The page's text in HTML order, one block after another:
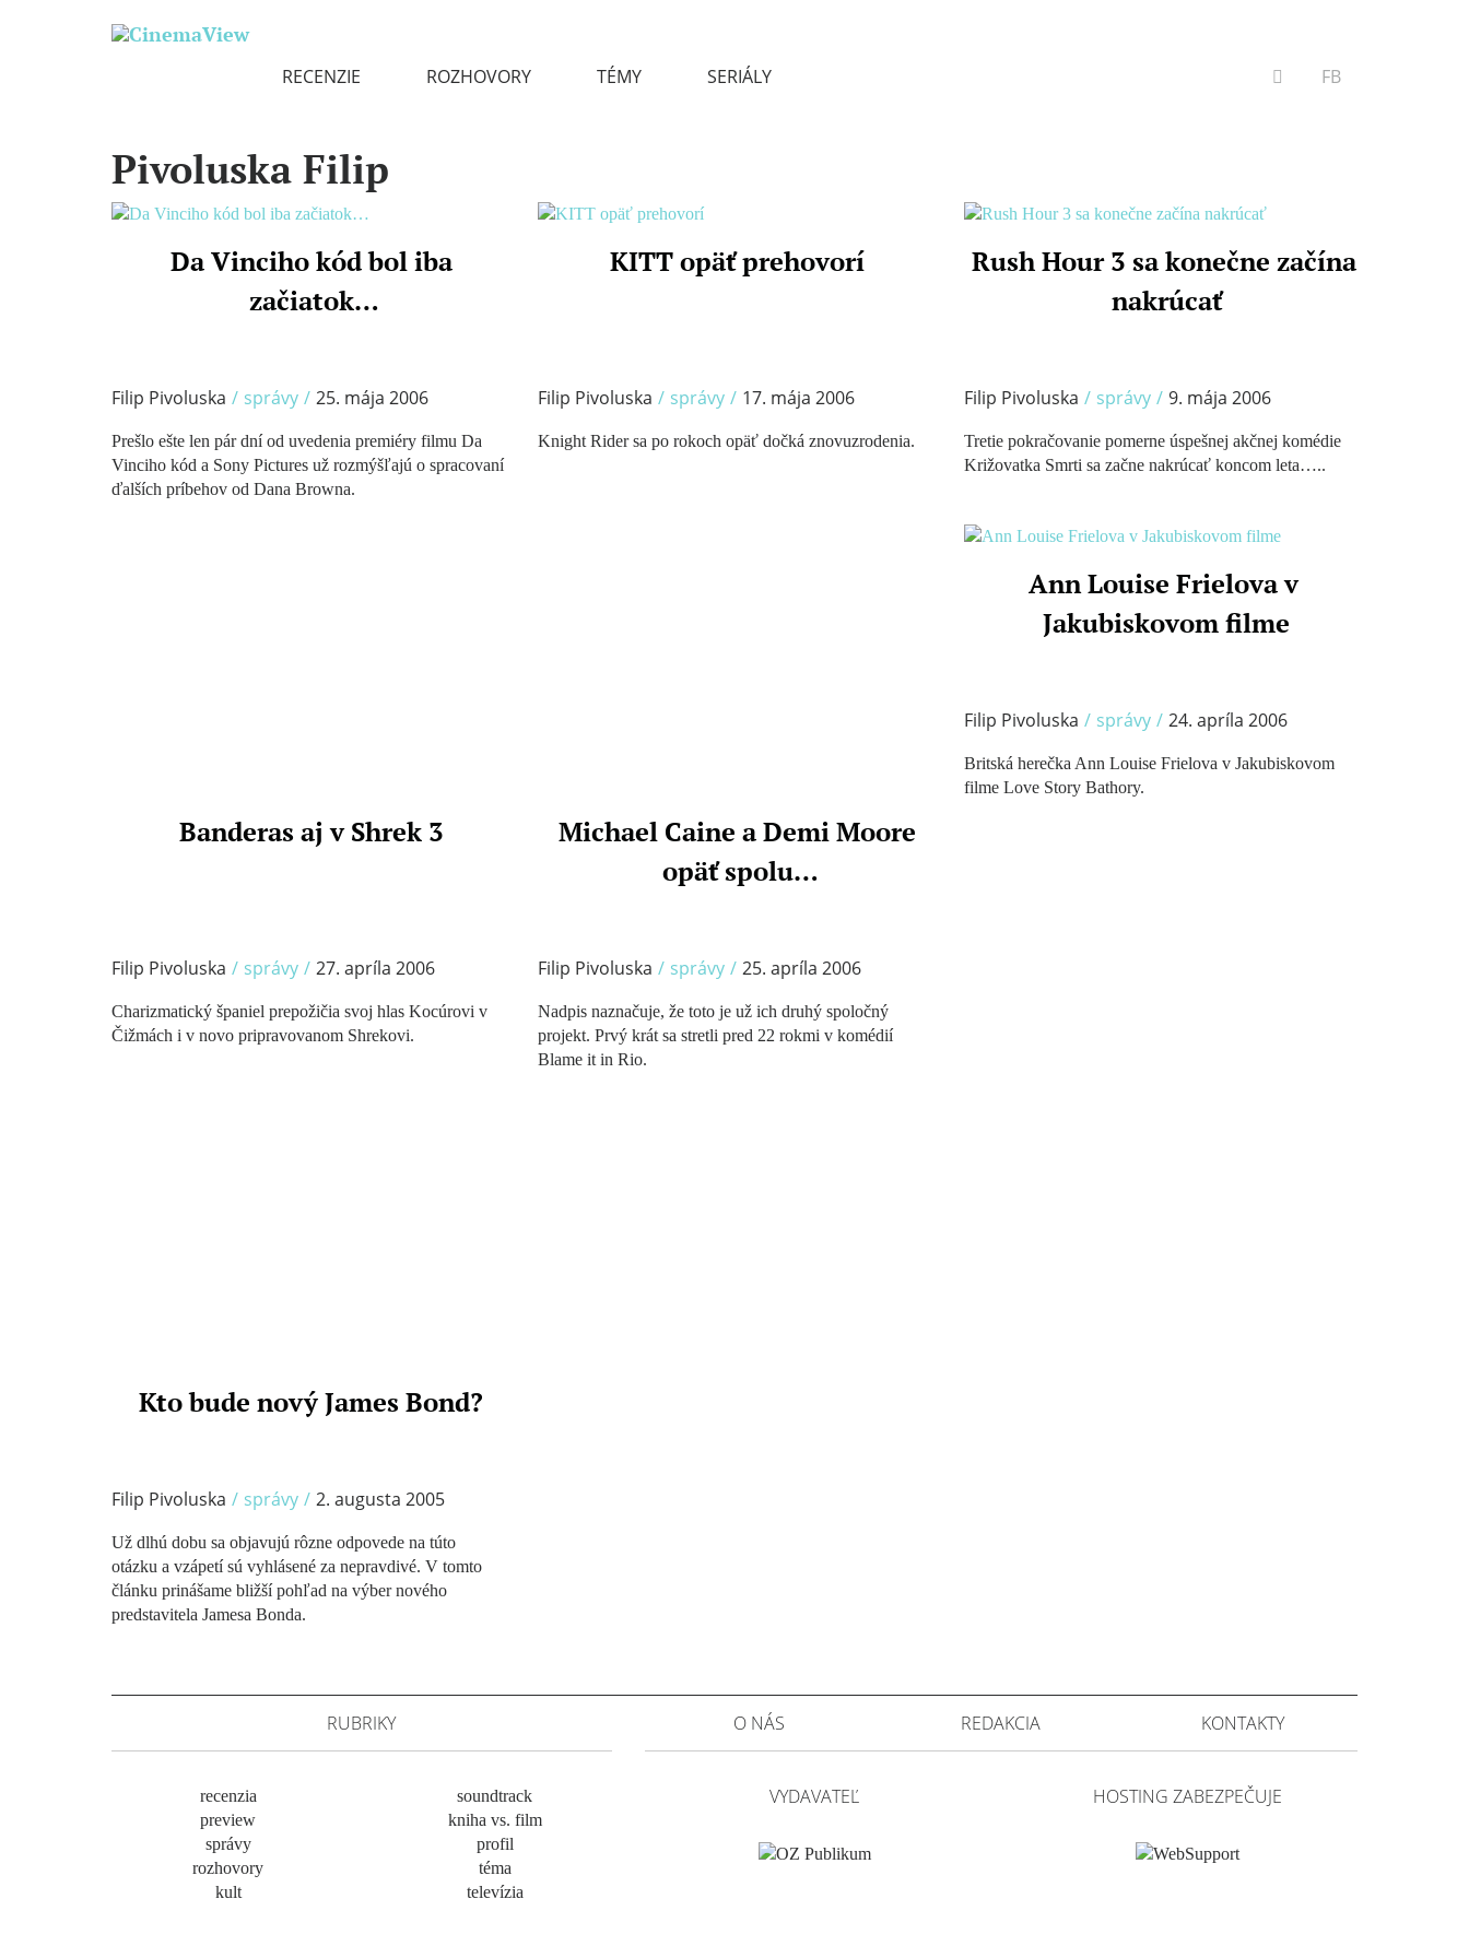
RECENZIE ROZHOVORY TÉMY SERIÁLY VYHĽADÁVANIE
FB
Pivoluska Filip
Da Vinciho kód bol iba
začiatok…/
Filip Pivoluska / správy / 25. mája 2006
Prešlo ešte len pár dní od uvedenia premiéry filmu Da
Vinciho kód a Sony Pictures už rozmýšľajú o spracovaní
ďalších príbehov od Dana Browna.
KITT opäť prehovorí/
Filip Pivoluska / správy / 17. mája 2006
Knight Rider sa po rokoch opäť dočká znovuzrodenia.
Rush Hour 3 sa konečne začína
nakrúcať/
Filip Pivoluska / správy / 9. mája 2006
Tretie pokračovanie pomerne úspešnej akčnej komédie
Križovatka Smrti sa začne nakrúcať koncom leta…..
Banderas aj v Shrek 3/
Filip Pivoluska / správy / 27. apríla 2006
Charizmatický španiel prepožičia svoj hlas Kocúrovi v
Čižmách i v novo pripravovanom Shrekovi.
Michael Caine a Demi Moore
opäť spolu…/
Filip Pivoluska / správy / 25. apríla 2006
Nadpis naznačuje, že toto je už ich druhý spoločný
projekt. Prvý krát sa stretli pred 22 rokmi v komédií
Blame it in Rio.
Ann Louise Frielova v
Jakubiskovom filme
Filip Pivoluska / správy / 24. apríla 2006
Britská herečka Ann Louise Frielova v Jakubiskovom
filme Love Story Bathory.
Kto bude nový James Bond?
Filip Pivoluska / správy / 2. augusta 2005
Už dlhú dobu sa objavujú rôzne odpovede na túto
otázku a vzápetí sú vyhlásené za nepravdivé. V tomto
článku prinášame bližší pohľad na výber nového
predstavitela Jamesa Bonda.
O NÁS REDAKCIA KONTAKTY
VYDAVATEĽ HOSTING ZABEZPEČUJE
RUBRIKY
recenzia
preview
správy
rozhovory
kult
soundtrack
kniha vs. film
profil
téma
televízia